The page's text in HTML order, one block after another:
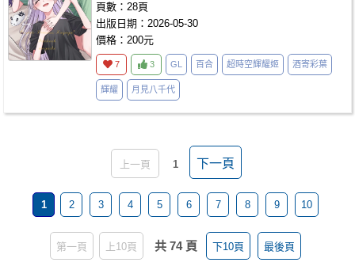
頁數：28頁
出版日期：2026-05-30
價格：200元
7 3 GL 百合 超時空輝耀姬 酒寄彩葉
輝耀 月見八千代
上一頁 1 下一頁
1 2 3 4 5 6 7 8 9 10
第一頁 上10頁 共 74 頁 下10頁 最後頁